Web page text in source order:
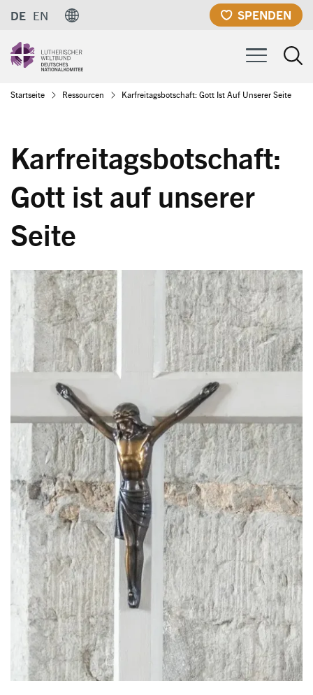
Direkt
zum
Inhalt
DE EN SPENDEN
Pfadnavigation
Startseite Ressourcen Karfreitagsbotschaft: Gott Ist Auf Unserer Seite
Karfreitagsbotschaft:
Gott ist auf unserer
Seite